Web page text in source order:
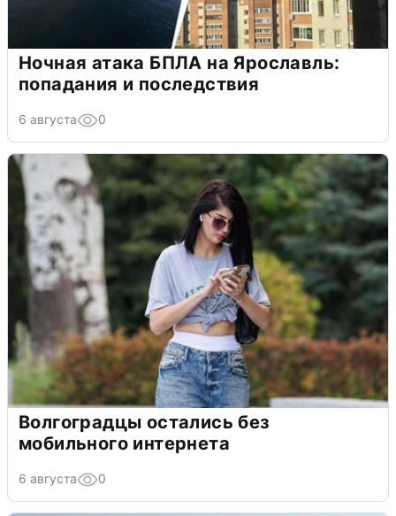
Ночная атака БПЛА на Ярославль:
попадания и последствия
6 августа 0
Волгоградцы остались без
мобильного интернета
6 августа 0